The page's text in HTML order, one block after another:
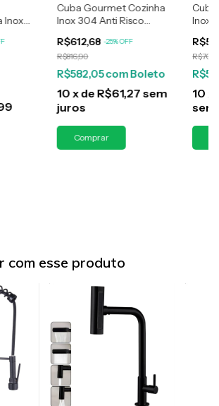
Inox
Cuba Gourmet Cozinha
Inox 304 Anti Risco
60x45 cm Completa
Com Acessórios
R$612,68 -25%OFF
R$816,90
R$582,05comBoleto
10 xde R$61,27 sem
juros
Inox
Com
10
com esse produto